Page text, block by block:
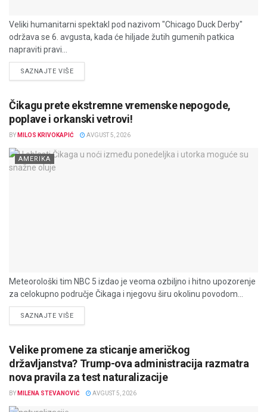
Veliki humanitarni spektakl pod nazivom "Chicago Duck Derby"
održava se 6. avgusta, kada će hiljade žutih gumenih patkica
napraviti pravi...
SAZNAJTE VIŠEDETAILS
Čikagu prete ekstremne vremenske nepogode,
poplave i orkanski vetrovi!
BY MILOS KRIVOKAPIĆ AVGUST 5, 2026
AMERIKA
Meteorološki tim NBC 5 izdao je veoma ozbiljno i hitno upozorenje
za celokupno područje Čikaga i njegovu širu okolinu povodom...
SAZNAJTE VIŠEDETAILS
Velike promene za sticanje američkog
državljanstva? Trump-ova administracija razmatra
nova pravila za test naturalizacije
BY MILENA STEVANOVIĆ AVGUST 5, 2026